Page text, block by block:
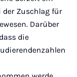
der Zuschlag für
Darüber
die